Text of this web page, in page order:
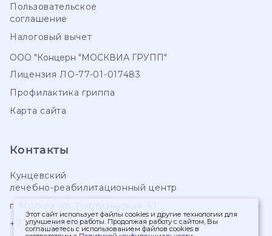
Пользовательское
соглашение
Налоговый вычет
ООО "Концерн "МОСКВИА ГРУПП"
Лицензия ЛО-77-01-017483
Профилактика гриппа
Карта сайта
Контакты
Кунцевский
лечебно-реабилитационный центр
г. Москва
+7 (495) 103-99-55
Этот сайт использует файлы cookies и другие технологии для
улучшения его работы. Продолжая работу с сайтом, Вы
соглашаетесь с использованием файлов cookies в